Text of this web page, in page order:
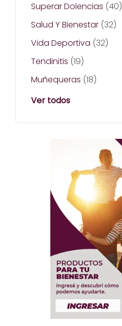
Superar Dolencias (40)
Salud Y Bienestar (32)
Vida Deportiva (32)
Tendinitis (19)
Muñequeras (18)
Ver todos